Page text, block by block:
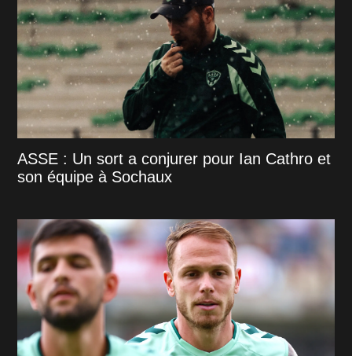
ASSE : Un sort a conjurer pour Ian Cathro et
son équipe à Sochaux